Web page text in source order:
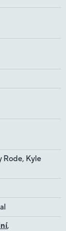
Rode, Kyle
,